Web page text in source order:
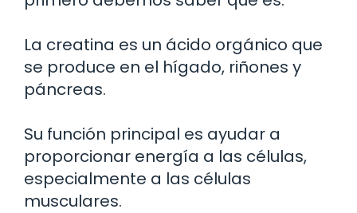
La creatina es un ácido orgánico que
se produce en el hígado, riñones y
páncreas.
Su función principal es ayudar a
proporcionar energía a las células,
especialmente a las células
musculares.